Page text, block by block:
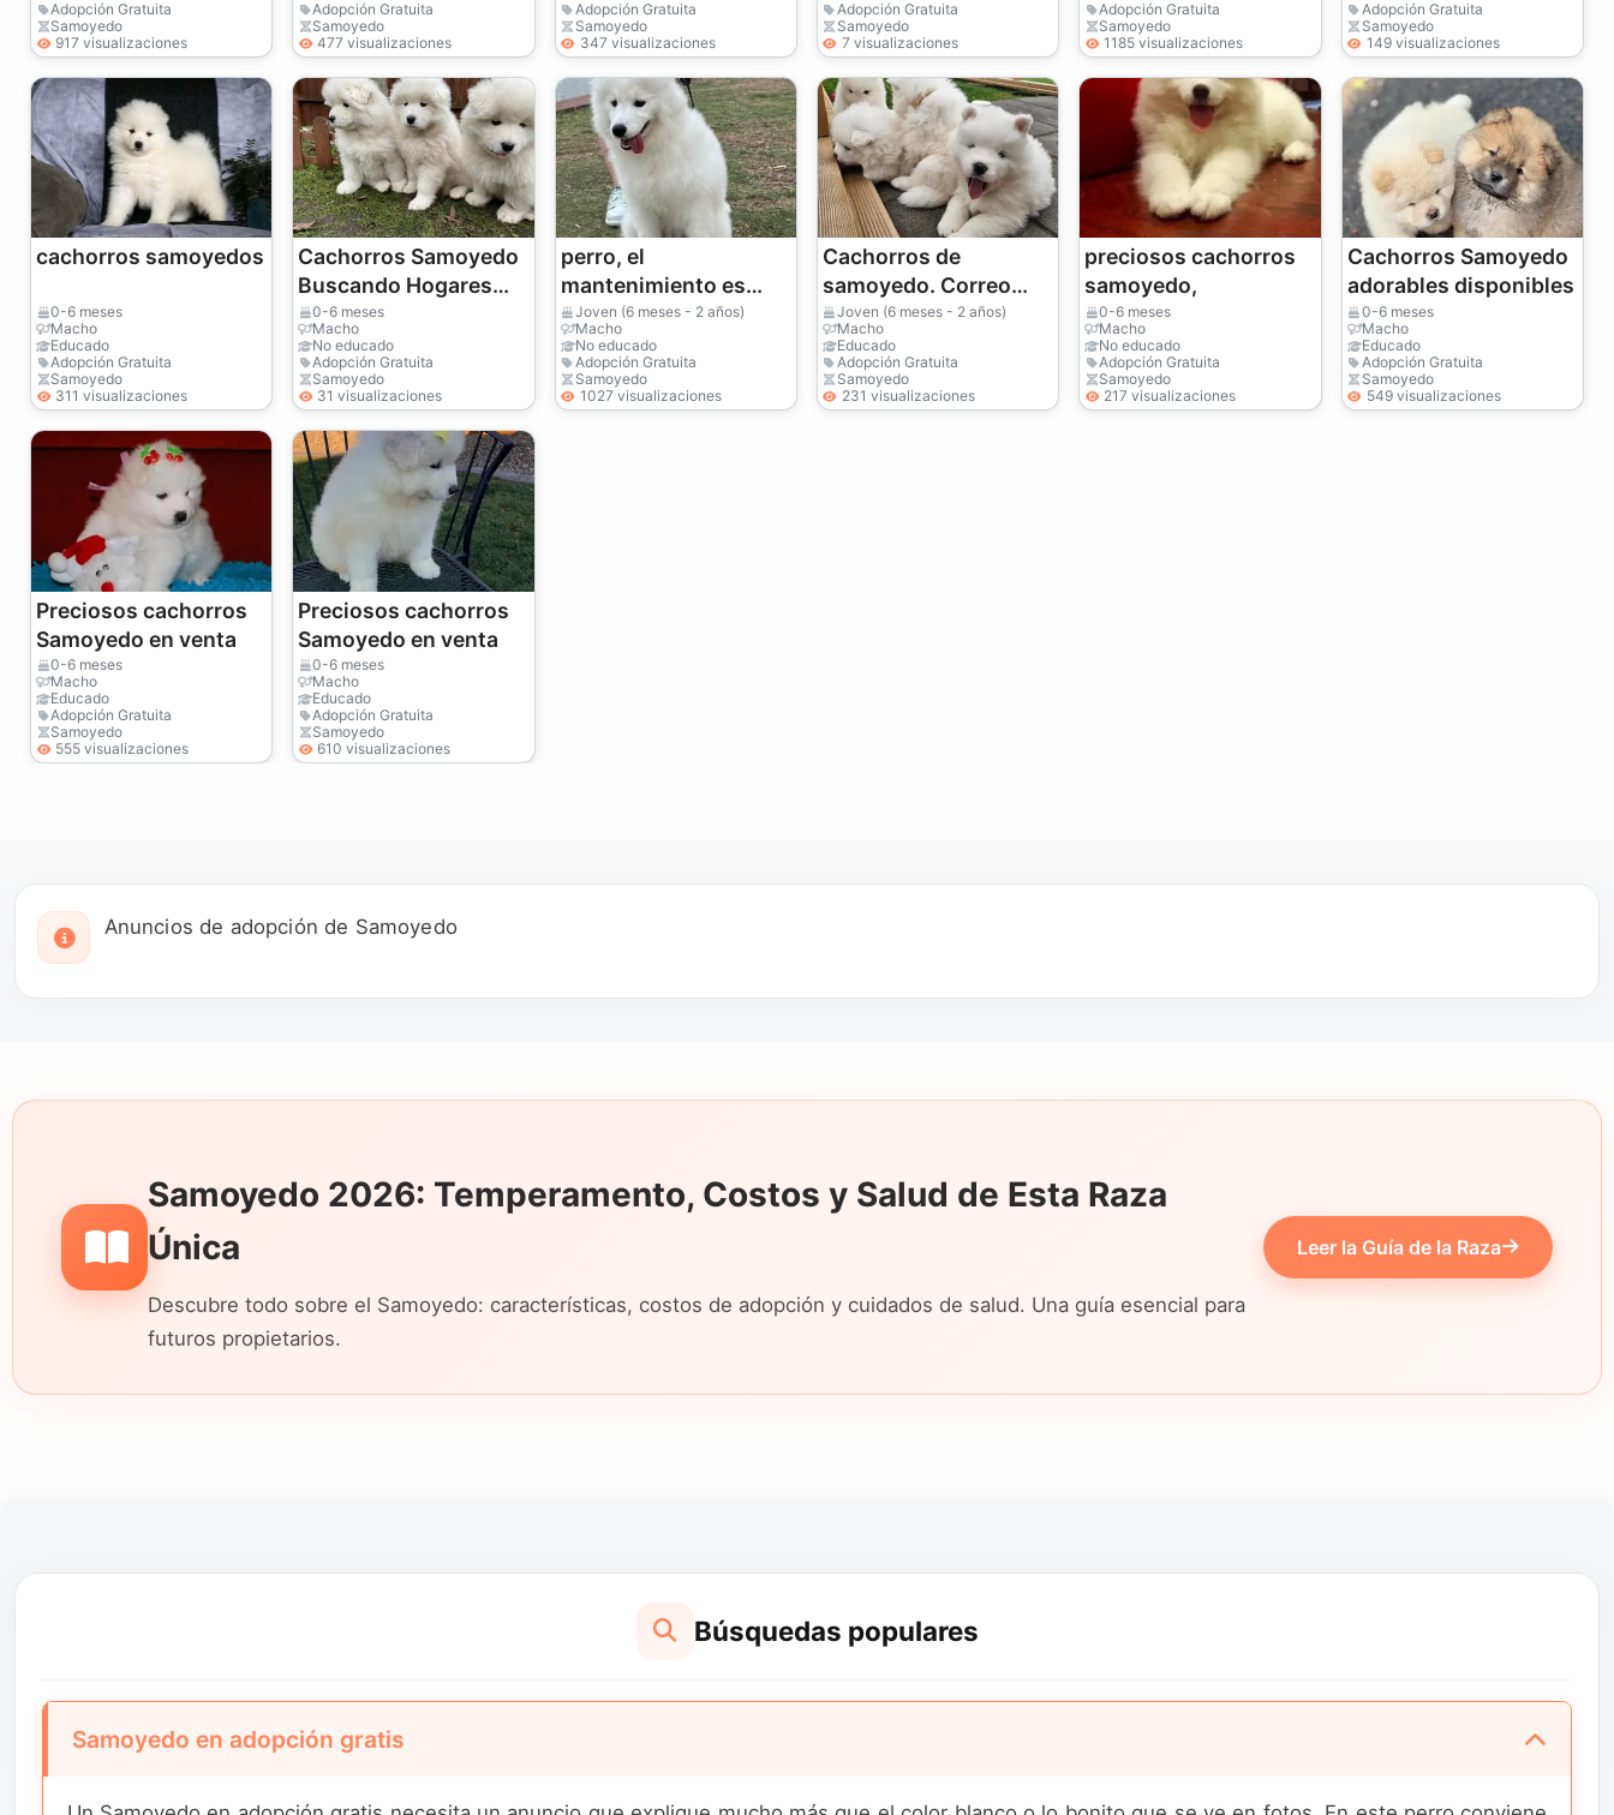
Adopción Gratuita
Samoyedo
917 visualizaciones
Adopción Gratuita
Samoyedo
477 visualizaciones
Adopción Gratuita
Samoyedo
347 visualizaciones
Adopción Gratuita
Samoyedo
7 visualizaciones
Adopción Gratuita
Samoyedo
1185 visualizaciones
Adopción Gratuita
Samoyedo
149 visualizaciones
cachorros samoyedos
0-6 meses
Macho
Educado
Adopción Gratuita
Samoyedo
311 visualizaciones
Cachorros Samoyedo
Buscando Hogares
Amorosos para
Siempre
0-6 meses
Macho
No educado
Adopción Gratuita
Samoyedo
31 visualizaciones
perro, el
mantenimiento es
más complicado de lo
esperado
Joven (6 meses - 2 años)
Macho
No educado
Adopción Gratuita
Samoyedo
1027 visualizaciones
Cachorros de
samoyedo. Correo
electrónico
(jessicabaynton2@g
mail.com)
Joven (6 meses - 2 años)
Macho
Educado
Adopción Gratuita
Samoyedo
231 visualizaciones
preciosos cachorros
samoyedo,
0-6 meses
Macho
No educado
Adopción Gratuita
Samoyedo
217 visualizaciones
Cachorros Samoyedo
adorables disponibles
0-6 meses
Macho
Educado
Adopción Gratuita
Samoyedo
549 visualizaciones
Preciosos cachorros
Samoyedo en venta
0-6 meses
Macho
Educado
Adopción Gratuita
Samoyedo
555 visualizaciones
Preciosos cachorros
Samoyedo en venta
0-6 meses
Macho
Educado
Adopción Gratuita
Samoyedo
610 visualizaciones
Anuncios de adopción de Samoyedo
Samoyedo 2026: Temperamento, Costos y Salud de Esta Raza
Única
Descubre todo sobre el Samoyedo: características, costos de adopción y cuidados de salud. Una guía esencial para
futuros propietarios.
Leer la Guía de la Raza
Búsquedas populares
Samoyedo en adopción gratis